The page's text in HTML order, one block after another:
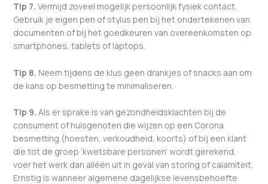
Tip 7. Vermijd zoveel mogelijk persoonlijk fysiek contact.
Gebruik je eigen pen of stylus pen bij het ondertekenen van
documenten of bij het goedkeuren van overeenkomsten op
smartphones, tablets of laptops.
Tip 8. Neem tijdens de klus geen drankjes of snacks aan om
de kans op besmetting te minimaliseren.
Tip 9. Als er sprake is van gezondheidsklachten bij de
consument of huisgenoten die wijzen op een Corona
besmetting (hoesten, verkoudheid, koorts) of bij een klant
die tot de groep ‘kwetsbare personen’ wordt gerekend,
voer het werk dan alléén uit in geval van storing of calamiteit.
Ernstig is wanneer algemene dagelijkse levensbehoefte